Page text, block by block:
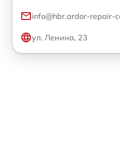
info@hbr.ardor-repair-
ул. Ленина, 23